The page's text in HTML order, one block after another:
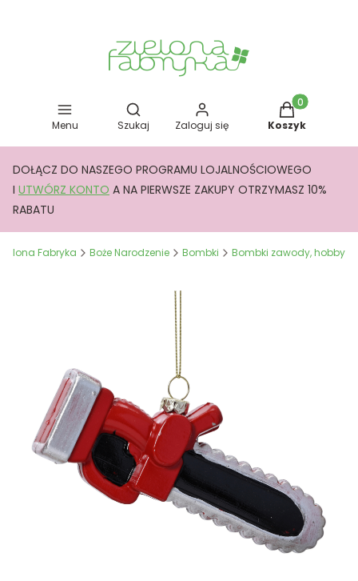
Menu
Otwórz wyszukiwarkę
Szukaj Zaloguj się
Produkty w
Koszyk
DOŁĄCZ DO NASZEGO PROGRAMU LOJALNOŚCIOWEGO
I UTWÓRZ KONTO A NA PIERWSZE ZAKUPY OTRZYMASZ 10%
RABATU
Zielona Fabryka Boże Narodzenie Bombki Bombki zawody, hobby